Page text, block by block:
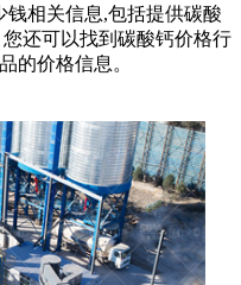
钱相关信息,包括提供碳酸
还可以找到碳酸钙价格行
的价格信息。